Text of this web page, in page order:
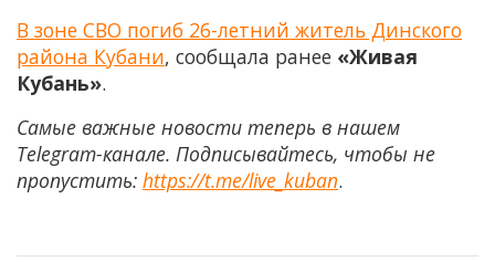
В зоне СВО погиб 26-летний житель Динского
района Кубани, сообщала ранее «Живая
Кубань».
Самые важные новости теперь в нашем
Telegram-канале. Подписывайтесь, чтобы не
пропустить: https://t.me/live_kuban.